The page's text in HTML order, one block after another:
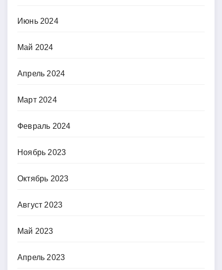
Июнь 2024
Май 2024
Апрель 2024
Март 2024
Февраль 2024
Ноябрь 2023
Октябрь 2023
Август 2023
Май 2023
Апрель 2023